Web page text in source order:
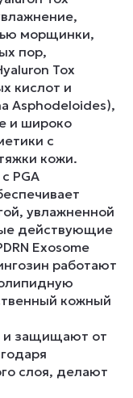
морщинки,
пор,
Tox
кислот и
Asphodeloides),
и широко
с
кожи.
PGA
увлажненной
действующие
Exosome
работают
кожный
и защищают от
слоя, делают